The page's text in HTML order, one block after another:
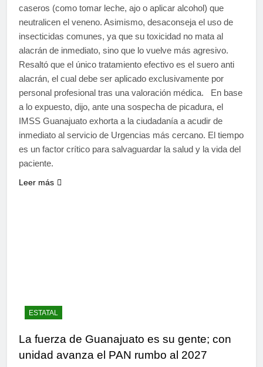
caseros (como tomar leche, ajo o aplicar alcohol) que
neutralicen el veneno. Asimismo, desaconseja el uso de
insecticidas comunes, ya que su toxicidad no mata al
alacrán de inmediato, sino que lo vuelve más agresivo.
Resaltó que el único tratamiento efectivo es el suero anti
alacrán, el cual debe ser aplicado exclusivamente por
personal profesional tras una valoración médica. En base
a lo expuesto, dijo, ante una sospecha de picadura, el
IMSS Guanajuato exhorta a la ciudadanía a acudir de
inmediato al servicio de Urgencias más cercano. El tiempo
es un factor crítico para salvaguardar la salud y la vida del
paciente.
Leer más
ESTATAL
La fuerza de Guanajuato es su gente; con
unidad avanza el PAN rumbo al 2027